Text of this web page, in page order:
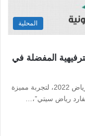
المحلية
المفضلة في
الرياض| يقود جسر “بورد ووك” زوار موسم الرياض 2022، لتجربة مميزة
رياض سيتي”،…